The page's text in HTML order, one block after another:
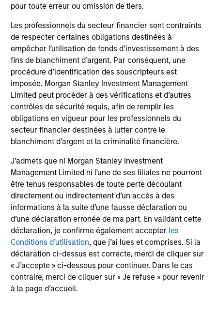
pour toute erreur ou omission de tiers.
Les professionnels du secteur financier sont contraints
de respecter certaines obligations destinées à
empêcher l’utilisation de fonds d’investissement à des
fins de blanchiment d’argent. Par conséquent, une
procédure d’identification des souscripteurs est
imposée. Morgan Stanley Investment Management
Limited peut procéder à des vérifications et d’autres
contrôles de sécurité requis, afin de remplir les
obligations en vigueur pour les professionnels du
secteur financier destinées à lutter contre le
blanchiment d’argent et la criminalité financière.
J’admets que ni Morgan Stanley Investment
Management Limited ni l’une de ses filiales ne pourront
être tenus responsables de toute perte découlant
directement ou indirectement d’un accès à des
informations à la suite d’une fausse déclaration ou
d’une déclaration erronée de ma part. En validant cette
déclaration, je confirme également accepter les
Conditions d’utilisation, que j’ai lues et comprises. Si la
déclaration ci-dessus est correcte, merci de cliquer sur
« J’accepte » ci-dessous pour continuer. Dans le cas
contraire, merci de cliquer sur « Je refuse » pour revenir
à la page d’accueil.
The team has been managing money since 1998. They
have a long-term investment horizon that promotes
perspective and insight.
Investment Approach
Counterpoint Global believes that it may achieve value-
bottom-up analysis and qualitative judgment rather than
through top-down forecasting. Additionally, the team
holds that optimal stock selection is primarily a function
of making long-term investments in companies with:
inherent sustainable competitive advantages (such as a
patent portfolio, a network or community effect, etc.);
brand-name recognition; the ability to redeploy capital at
high rates of return; and strong free-cash-flow yield three
to five years in the future. These characteristics, in the
team’s view, provide the potential for consistent long-
term growth and competitive returns.